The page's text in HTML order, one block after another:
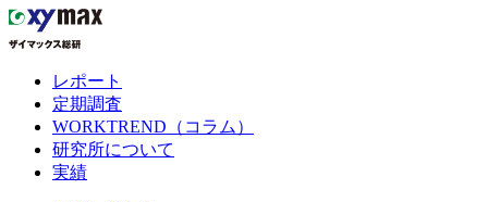
レポート
定期調査
WORKTREND（コラム）
研究所について
実績